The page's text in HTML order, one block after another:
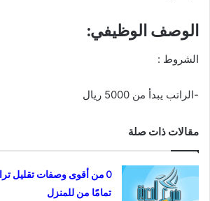
الوصف الوظيفي:
الشروط :‏
-الراتب يبدأ من 5000 ريال
مقالات ذات صلة
0 من أقوى وصفات تقليل
تمامًا من للمنزل